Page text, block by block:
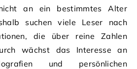
an ein bestimmtes Alter
suchen viele Leser nach
die über reine Zahlen
wächst das Interesse an
und persönlichen